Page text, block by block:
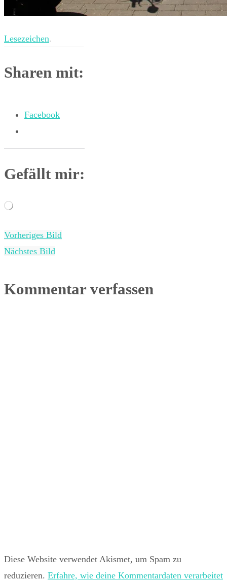
Lesezeichen.
Sharen mit:
Facebook
Gefällt mir:
Wird
Vorheriges Bild
Nächstes Bild
Kommentar verfassen
Diese Website verwendet Akismet, um Spam zu
reduzieren. Erfahre, wie deine Kommentardaten verarbeitet